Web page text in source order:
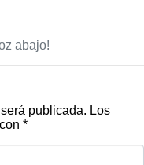
abajo!
publicada. Los
*